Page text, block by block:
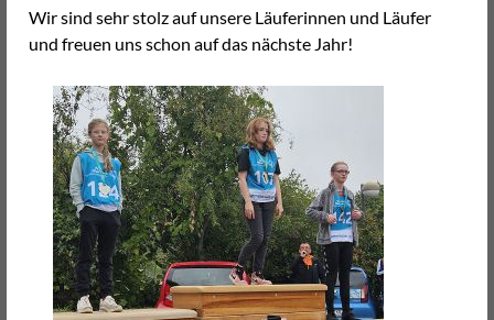
Wir sind sehr stolz auf unsere Läuferinnen und Läufer
und freuen uns schon auf das nächste Jahr!